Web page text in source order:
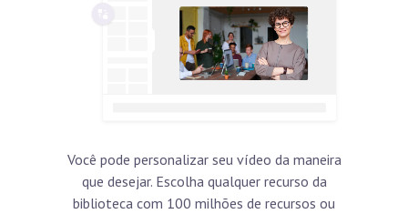
Você pode personalizar seu vídeo da maneira
que desejar. Escolha qualquer recurso da
biblioteca com 100 milhões de recursos ou